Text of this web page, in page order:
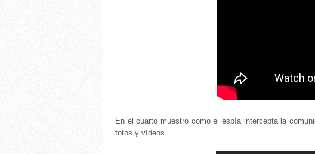
En el cuarto muestro como el espía intercepta la
fotos y vídeos.